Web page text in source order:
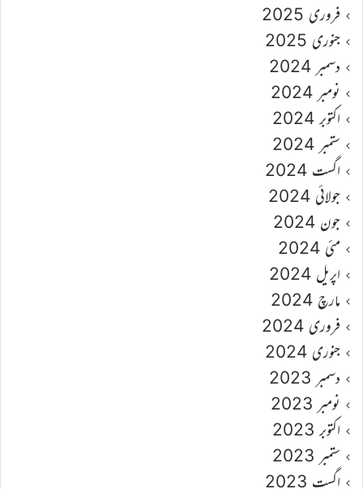
فروری 2025
جنوری 2025
دسمبر 2024
نومبر 2024
اکتوبر 2024
ستمبر 2024
اگست 2024
جولائی 2024
جون 2024
مئی 2024
اپریل 2024
مارچ 2024
فروری 2024
جنوری 2024
دسمبر 2023
نومبر 2023
اکتوبر 2023
ستمبر 2023
اگست 2023